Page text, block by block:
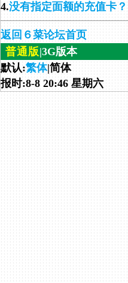
4.没有指定面额的充值卡？
返回６菜论坛首页
普通版|3G版本
默认:繁体|简体
报时:8-8 20:46 星期六